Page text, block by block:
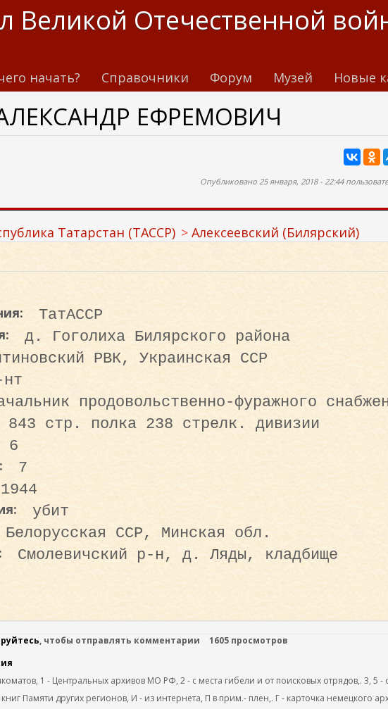
Великой Отечественной
начать? Справочники Форум Музей Новые
ЕФРЕМОВИЧ
Опубликовано 25 января, 2018 - 22:44
Татарстан (ТАССР) Алексеевский (Билярский)
ТатАССР
д. Гоголиха Билярского района
РВК, Украинская ССР
продовольственно-фуражного
843 стр. полка 238 стрелк. дивизии
6
7
1944
убит
Белорусская ССР, Минская обл.
Смолевичский р-н, д. Ляды, кладбище
, чтобы отправлять комментарии
1605 просмотров
1 - Центральных архивов МО РФ, 2 - с места гибели и от поисковых отрядов,. 3, 5 -
книг Памяти других регионов, И - из интернета, П в прим.- плен,. Г - карточка немецкого